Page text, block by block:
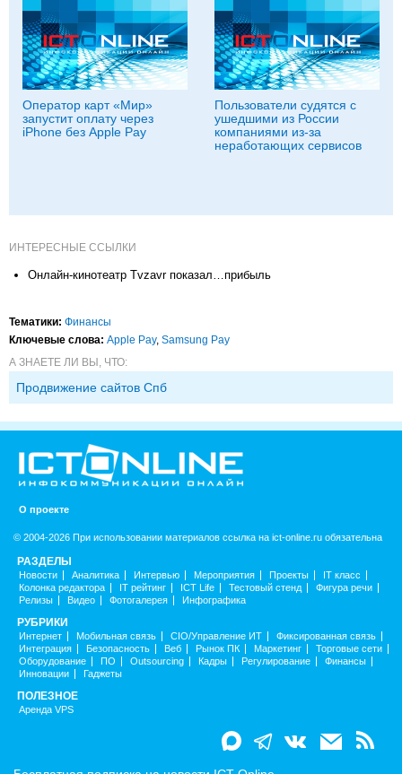
Оператор карт «Мир»
запустит оплату через
iPhone без Apple Pay
Пользователи судятся с
ушедшими из России
компаниями из-за
неработающих сервисов
ИНТЕРЕСНЫЕ ССЫЛКИ
Онлайн-кинотеатр Tvzavr показал…прибыль
Тематики: Финансы
Ключевые слова: Apple Pay, Samsung Pay
А ЗНАЕТЕ ЛИ ВЫ, ЧТО:
Продвижение сайтов Спб
О проекте
© 2004-2026 При использовании материалов ссылка на ict-online.ru обязательна
РАЗДЕЛЫ
Новости Аналитика Интервью Мероприятия Проекты
IT класс
Колонка редактора
IT рейтинг ICT Life Тестовый стенд
Фигура речи
Релизы
Видео Фотогалерея Инфографика
РУБРИКИ
Интернет Мобильная связь CIO/Управление ИТ
Фиксированная связь
Интеграция
Безопасность Веб Рынок ПК Маркетинг
Торговые сети
Оборудование
ПО Outsourcing Кадры Регулирование
Финансы
Инновации
Гаджеты
ПОЛЕЗНОЕ
Аренда VPS